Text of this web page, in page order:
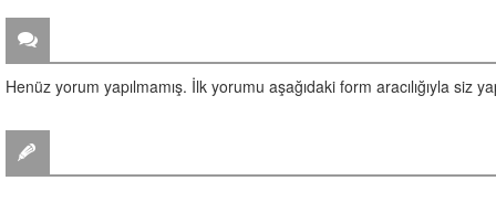
Henüz yorum yapılmamış. İlk yorumu aşağıdaki form aracılığıyla siz